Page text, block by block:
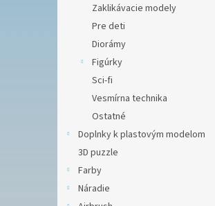
Zaklikávacie modely
Pre deti
Diorámy
Figúrky
Sci-fi
Vesmírna technika
Ostatné
Doplnky k plastovým modelom
3D puzzle
Farby
Náradie